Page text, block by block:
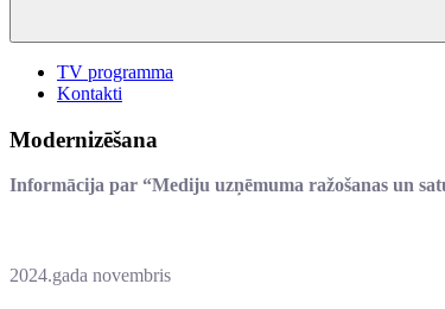
TV programma
Kontakti
Modernizēšana
Informācija par “Mediju uzņēmuma ražošanas un
2024.gada novembris